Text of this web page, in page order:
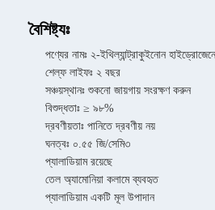
বৈশিষ্ট্যঃ
পণ্যের নামঃ ২-ইথিল্যান্ট্রাকুইনোন
শেল্ফ লাইফঃ ২ বছর
সঞ্চয়স্থানঃ শুকনো জায়গায় সংরক্ষণ করুন
বিশুদ্ধতাঃ ≥ ৯৮%
দ্রবণীয়তাঃ পানিতে দ্রবণীয় নয়
ঘনত্বঃ ০.৫৫ জি/সেমি৩
প্যালাডিয়াম রয়েছে
তেল অ্যামোনিয়া কলামে ব্যবহৃত
প্যালাডিয়াম একটি মূল উপাদান